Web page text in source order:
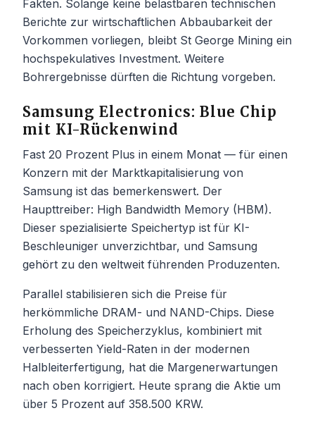
Fakten. Solange keine belastbaren technischen
Berichte zur wirtschaftlichen Abbaubarkeit der
Vorkommen vorliegen, bleibt St George Mining ein
hochspekulatives Investment. Weitere
Bohrergebnisse dürften die Richtung vorgeben.
Samsung Electronics: Blue Chip
mit KI-Rückenwind
Fast 20 Prozent Plus in einem Monat — für einen
Konzern mit der Marktkapitalisierung von
Samsung ist das bemerkenswert. Der
Haupttreiber: High Bandwidth Memory (HBM).
Dieser spezialisierte Speichertyp ist für KI-
Beschleuniger unverzichtbar, und Samsung
gehört zu den weltweit führenden Produzenten.
Parallel stabilisieren sich die Preise für
herkömmliche DRAM- und NAND-Chips. Diese
Erholung des Speicherzyklus, kombiniert mit
verbesserten Yield-Raten in der modernen
Halbleiterfertigung, hat die Margenerwartungen
nach oben korrigiert. Heute sprang die Aktie um
über 5 Prozent auf 358.500 KRW.